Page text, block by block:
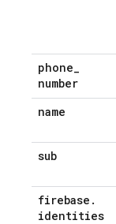
phone_
number
name
sub
firebase .
identities